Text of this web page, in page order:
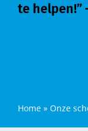
te helpen!”
Home» Onze